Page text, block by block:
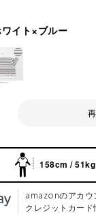
ワイト×ブルー
158cm / 51kg
amazonのアカウ
クレジットカード